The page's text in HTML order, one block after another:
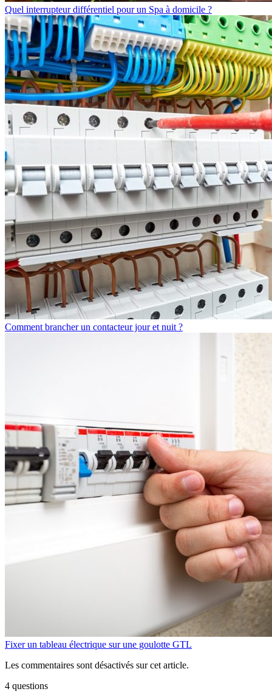
Quel interrupteur différentiel pour un Spa à domicile ?
Comment brancher un contacteur jour et nuit ?
Fixer un tableau électrique sur une goulotte GTL
Les commentaires sont désactivés sur cet article.
4 questions